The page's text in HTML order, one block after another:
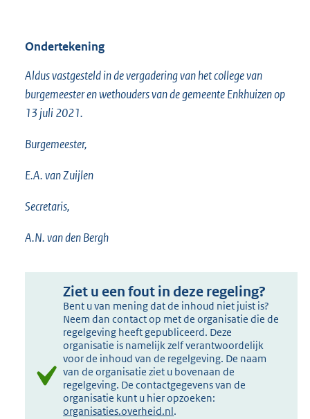
Ondertekening
Aldus vastgesteld in de vergadering van het college van
burgemeester en wethouders van de gemeente Enkhuizen op
13 juli 2021.
Burgemeester,
E.A. van Zuijlen
Secretaris,
A.N. van den Bergh
Ziet u een fout in deze regeling?
Bent u van mening dat de inhoud niet juist is?
Neem dan contact op met de organisatie die de
regelgeving heeft gepubliceerd. Deze
organisatie is namelijk zelf verantwoordelijk
voor de inhoud van de regelgeving. De naam
van de organisatie ziet u bovenaan de
regelgeving. De contactgegevens van de
organisatie kunt u hier opzoeken:
organisaties.overheid.nl.